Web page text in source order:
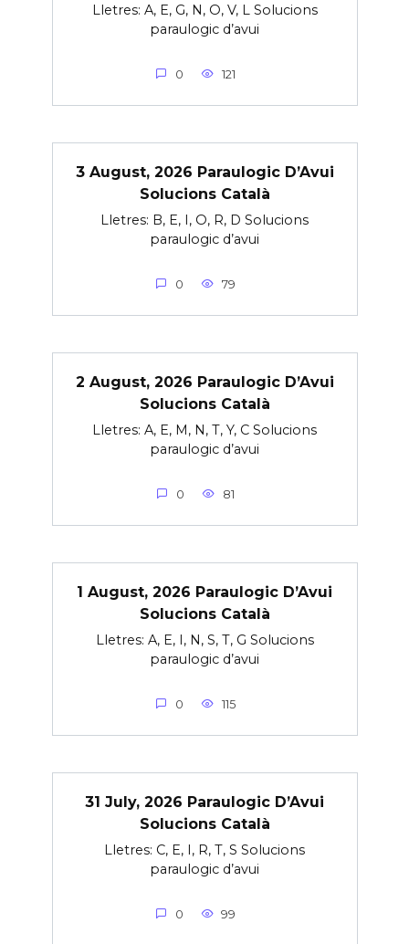
Lletres: A, E, G, N, O, V, L Solucions
paraulogic d’avui
0 121
3 August, 2026 Paraulogic D’Avui
Solucions Català
Lletres: B, E, I, O, R, D Solucions
paraulogic d’avui
0 79
2 August, 2026 Paraulogic D’Avui
Solucions Català
Lletres: A, E, M, N, T, Y, C Solucions
paraulogic d’avui
0 81
1 August, 2026 Paraulogic D’Avui
Solucions Català
Lletres: A, E, I, N, S, T, G Solucions
paraulogic d’avui
0 115
31 July, 2026 Paraulogic D’Avui
Solucions Català
Lletres: C, E, I, R, T, S Solucions
paraulogic d’avui
0 99